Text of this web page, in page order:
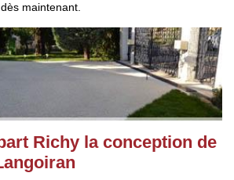
maintenant.
Richy la conception de